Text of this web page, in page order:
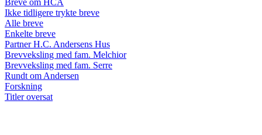
Ikke tidligere trykte breve
Alle breve
Enkelte breve
Partner H.C. Andersens Hus
Brevveksling med fam. Melchior
Brevveksling med fam. Serre
Rundt om Andersen
Forskning
Titler oversat